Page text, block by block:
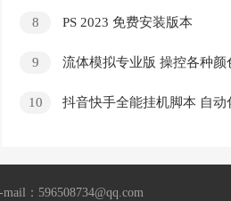
8 PS 2023 免费安装版本
9
流体模拟专业版 操控各种颜
10
抖音快手全能挂机脚本 自动
：596508734@qq.com